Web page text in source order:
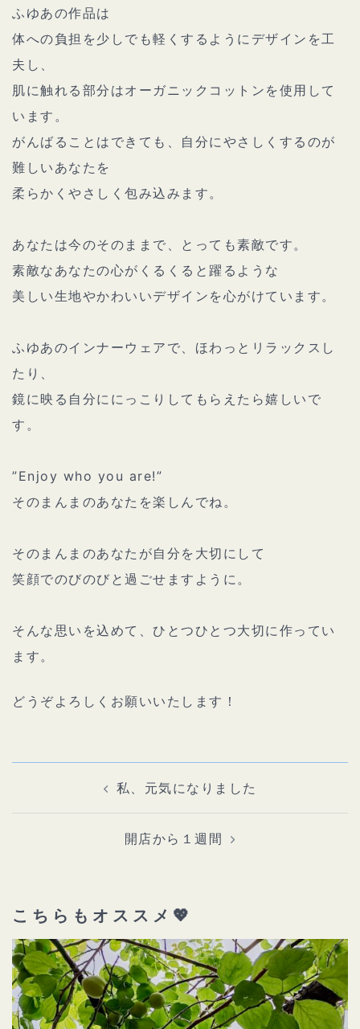
ふゆあの作品は
体への負担を少しでも軽くするようにデザインを工
夫し、
肌に触れる部分はオーガニックコットンを使用して
います。
がんばることはできても、自分にやさしくするのが
難しいあなたを
柔らかくやさしく包み込みます。
あなたは今のそのままで、とっても素敵です。
素敵なあなたの心がくるくると躍るような
美しい生地やかわいいデザインを心がけています。
ふゆあのインナーウェアで、ほわっとリラックスし
たり、
鏡に映る自分ににっこりしてもらえたら嬉しいで
す。
”Enjoy who you are!”
そのまんまのあなたを楽しんでね。
そのまんまのあなたが自分を大切にして
笑顔でのびのびと過ごせますように。
そんな思いを込めて、ひとつひとつ大切に作ってい
ます。
どうぞよろしくお願いいたします！
投
ー
私、元気になりました
開店から１週間
こちらもオススメ💖